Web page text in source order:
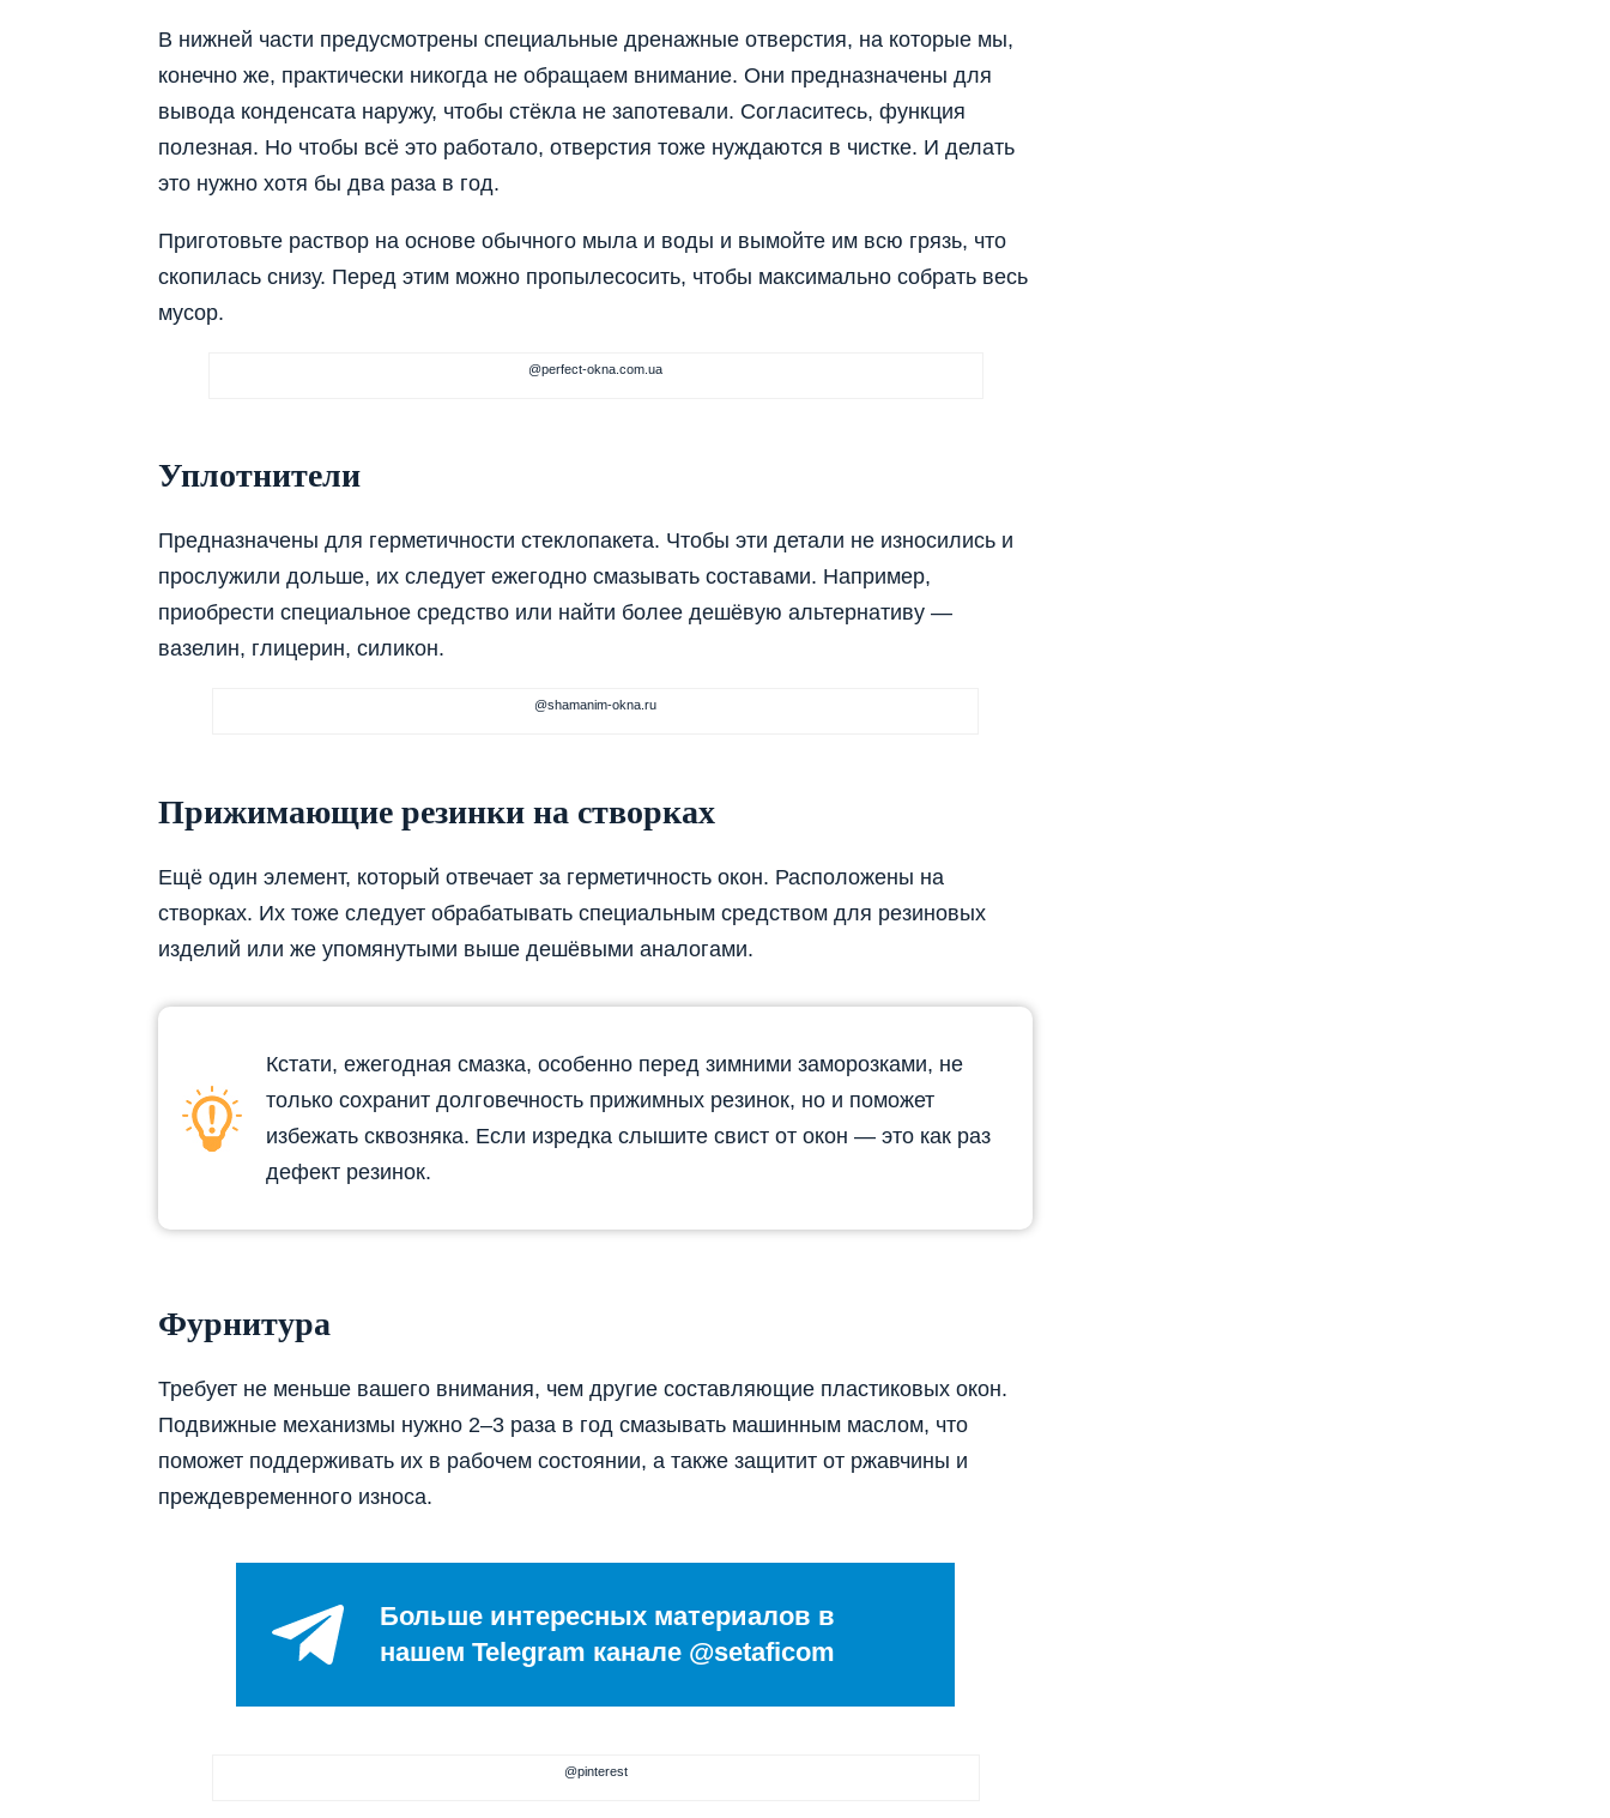
В нижней части предусмотрены специальные дренажные отверстия, на которые мы,
конечно же, практически никогда не обращаем внимание. Они предназначены для
вывода конденсата наружу, чтобы стёкла не запотевали. Согласитесь, функция
полезная. Но чтобы всё это работало, отверстия тоже нуждаются в чистке. И делать
это нужно хотя бы два раза в год.
Приготовьте раствор на основе обычного мыла и воды и вымойте им всю грязь, что
скопилась снизу. Перед этим можно пропылесосить, чтобы максимально собрать весь
мусор.
@perfect-okna.com.ua
Уплотнители
Предназначены для герметичности стеклопакета. Чтобы эти детали не износились и
прослужили дольше, их следует ежегодно смазывать составами. Например,
приобрести специальное средство или найти более дешёвую альтернативу —
вазелин, глицерин, силикон.
@shamanim-okna.ru
Прижимающие резинки на створках
Ещё один элемент, который отвечает за герметичность окон. Расположены на
створках. Их тоже следует обрабатывать специальным средством для резиновых
изделий или же упомянутыми выше дешёвыми аналогами.
Кстати, ежегодная смазка, особенно перед зимними заморозками, не
только сохранит долговечность прижимных резинок, но и поможет
избежать сквозняка. Если изредка слышите свист от окон — это как раз
дефект резинок.
Фурнитура
Требует не меньше вашего внимания, чем другие составляющие пластиковых окон.
Подвижные механизмы нужно 2–3 раза в год смазывать машинным маслом, что
поможет поддерживать их в рабочем состоянии, а также защитит от ржавчины и
преждевременного износа.
Больше интересных материалов в
нашем Telegram канале @setaficom
@pinterest